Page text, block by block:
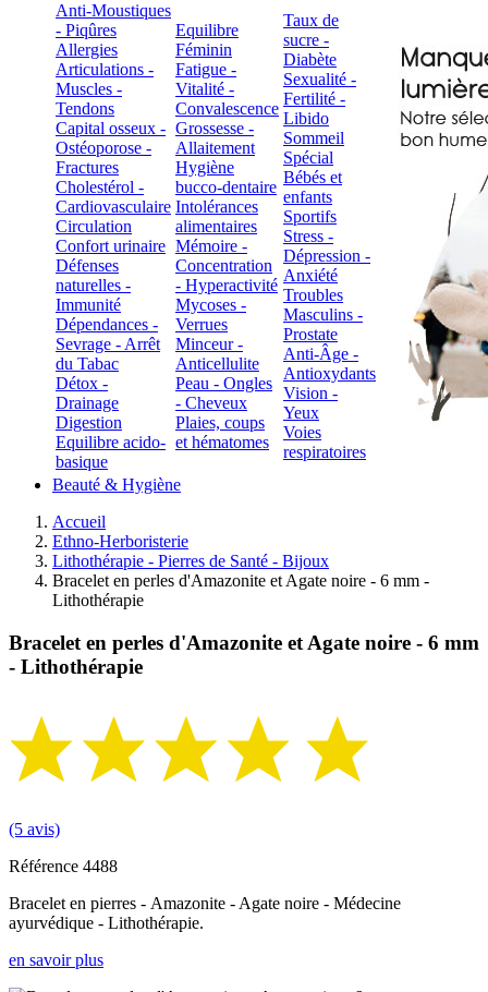
Anti-Moustiques
- Piqûres
Allergies
Articulations -
Muscles -
Tendons
Capital osseux -
Ostéoporose -
Fractures
Cholestérol -
Cardiovasculaire
Circulation
Confort urinaire
Défenses
naturelles -
Immunité
Dépendances -
Sevrage - Arrêt
du Tabac
Détox -
Drainage
Digestion
Equilibre acido-
basique
Equilibre
Féminin
Fatigue -
Vitalité -
Convalescence
Grossesse -
Allaitement
Hygiène
bucco-dentaire
Intolérances
alimentaires
Mémoire -
Concentration
- Hyperactivité
Mycoses -
Verrues
Minceur -
Anticellulite
Peau - Ongles
- Cheveux
Plaies, coups
et hématomes
Taux de
sucre -
Diabète
Sexualité -
Fertilité -
Libido
Sommeil
Spécial
Bébés et
enfants
Sportifs
Stress -
Dépression -
Anxiété
Troubles
Masculins -
Prostate
Anti-Âge -
Antioxydants
Vision -
Yeux
Voies
respiratoires
Beauté & Hygiène
Accueil
Ethno-Herboristerie
Lithothérapie - Pierres de Santé - Bijoux
Bracelet en perles d'Amazonite et Agate noire - 6 mm -
Lithothérapie
Bracelet en perles d'Amazonite et Agate noire - 6 mm
- Lithothérapie
(5 avis)
Référence 4488
Bracelet en pierres - Amazonite - Agate noire - Médecine
ayurvédique - Lithothérapie.
en savoir plus